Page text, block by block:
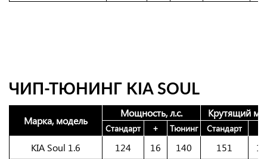
ЧИП-ТЮНИНГ KIA SOUL
Марка, модель
Мощность, л.с. Крутящий
Стандарт + Тюнинг Стандарт
KIA Soul 1.6 124 16 140 151
19